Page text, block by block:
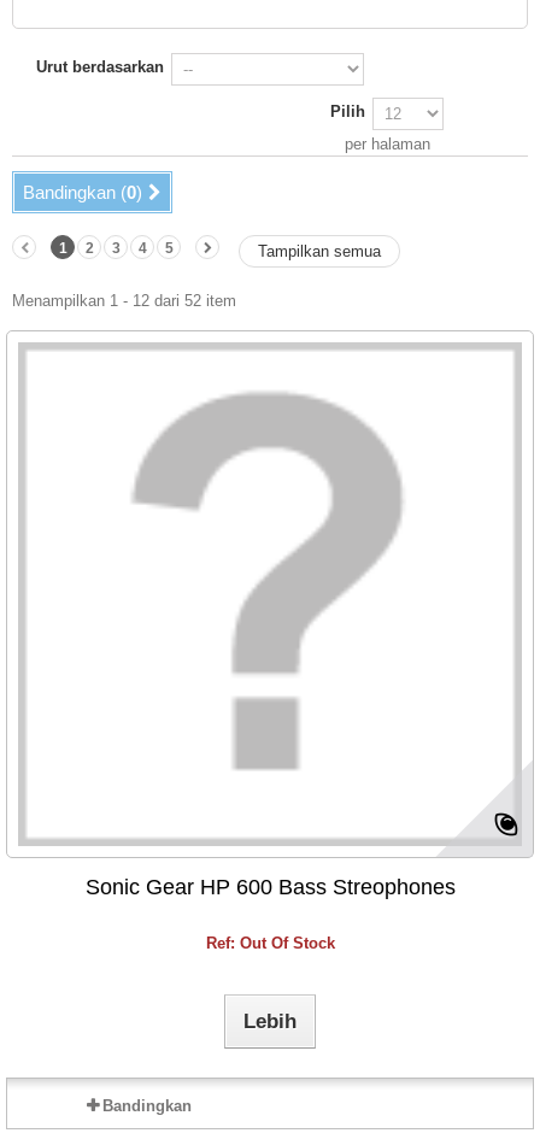
Urut berdasarkan
Pilih
per halaman
Bandingkan (0)
Tampilkan semua
1 2 3 4 5
Menampilkan 1 - 12 dari 52 item
Sonic Gear HP 600 Bass Streophones
Ref: Out Of Stock
Lebih
Bandingkan